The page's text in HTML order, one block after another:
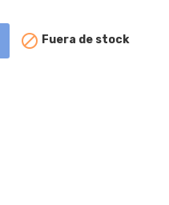
 Fuera de stock